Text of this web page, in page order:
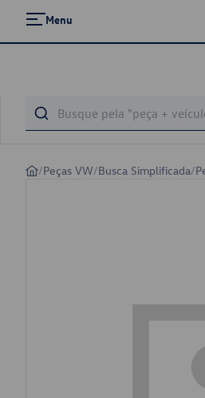
Menu
/Peças VW/Busca Simplificada/